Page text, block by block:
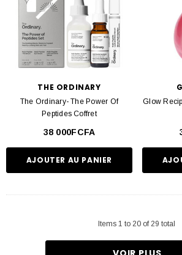
THE ORDINARY
The Ordinary- The Power Of
Peptides Coffret
38 000FCFA
AJOUTER AU PANIER
Glow
Items 1 to 20of 29 total